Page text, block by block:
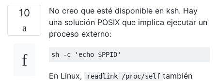
10
No creo que esté disponible en ksh. Hay
una solución POSIX que implica ejecutar un
proceso externo:
sh -c 'echo $PPID'
En Linux, readlink /proc/self también